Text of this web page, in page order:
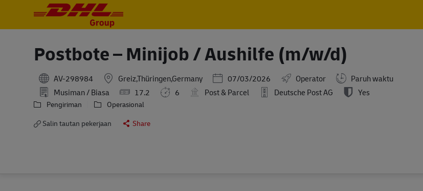
Postbote – Minijob / Aushilfe (m/w/d)
AV-298984 Greiz,Thüringen,Germany Posted Date
07/03/2026 Operator
Paruh waktu
Musiman / Biasa
17.2 6 Post & Parcel Deutsche Post AG Yes
Pengiriman
Operasional
Salin tautan pekerjaan
Share